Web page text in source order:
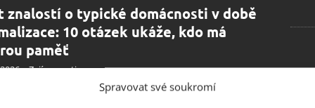
Spravovat své soukromí
znalostí o typické domácnosti v době
10 otázek ukáže, kdo má
paměť
Zajímavosti
v Československu během 70. a 80. let,